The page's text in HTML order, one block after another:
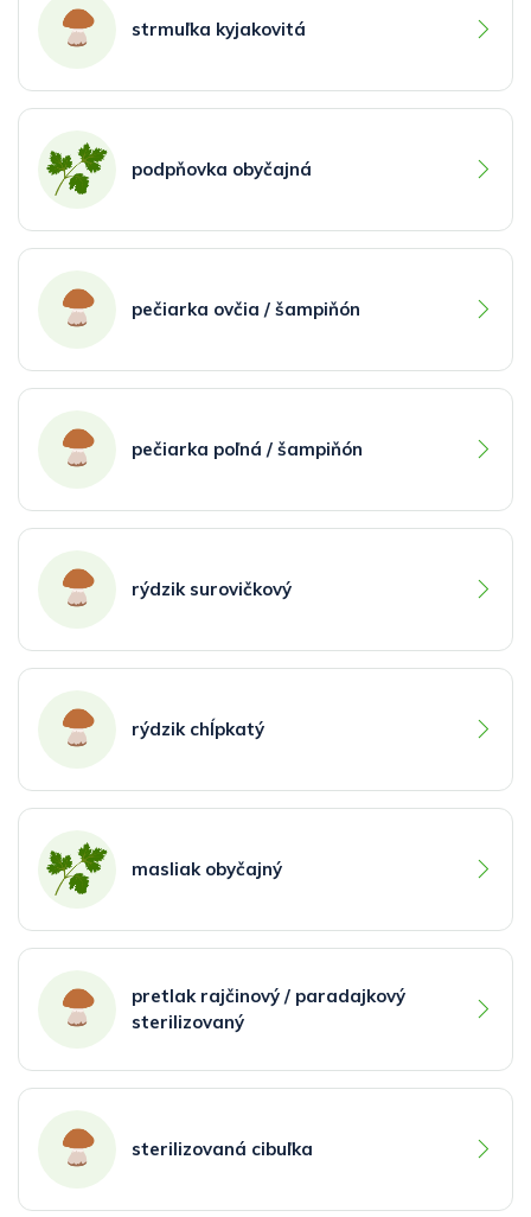
strmuľka kyjakovitá
podpňovka obyčajná
pečiarka ovčia / šampiňón
pečiarka poľná / šampiňón
rýdzik surovičkový
rýdzik chĺpkatý
masliak obyčajný
pretlak rajčinový / paradajkový
sterilizovaný
sterilizovaná cibuľka